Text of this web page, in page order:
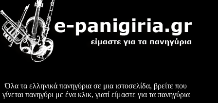
Όλα τα ελληνικά πανηγύρια σε μια ιστοσελίδα, βρείτε που
γίνεται πανηγύρι με ένα κλικ, γιατί είμαστε για τα πανηγύρια